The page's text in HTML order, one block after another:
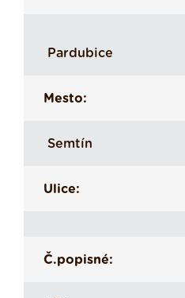
Pardubice
Mesto:
Semtín
Ulice:
Č.popisné: